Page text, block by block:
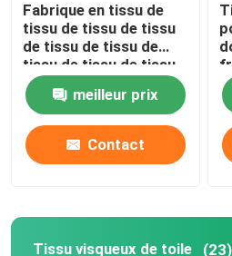
Textile tissé de tweed
Fabrique en tissu de
tissu de tissu de tissu
de tissu de tissu de
tissu de tissu de tissu
de tissu de tissu de
tissu de tissu de tissu
de tissu de tissu de
tissu de tissu de tissu
de tissu de tissu de
meilleur prix
Contact
Tissu visqueux de toile (23)